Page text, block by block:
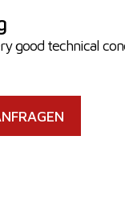
good technical